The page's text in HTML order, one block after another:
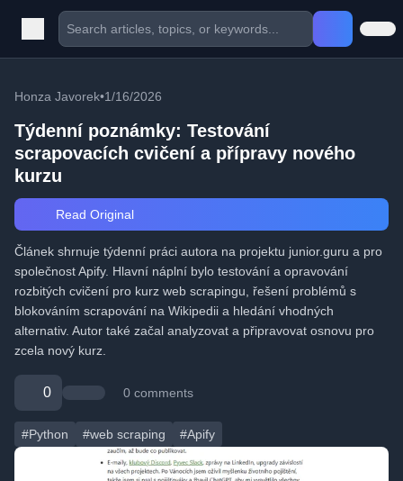
Honza Javorek•1/16/2026
Týdenní poznámky: Testování
scrapovacích cvičení a přípravy nového
kurzu
Read Original
Článek shrnuje týdenní práci autora na projektu junior.guru a pro
společnost Apify. Hlavní náplní bylo testování a opravování
rozbitých cvičení pro kurz web scrapingu, řešení problémů s
blokováním scrapování na Wikipedii a hledání vhodných
alternativ. Autor také začal analyzovat a připravovat osnovu pro
zcela nový kurz.
0 0 comments
#Python #web scraping #Apify